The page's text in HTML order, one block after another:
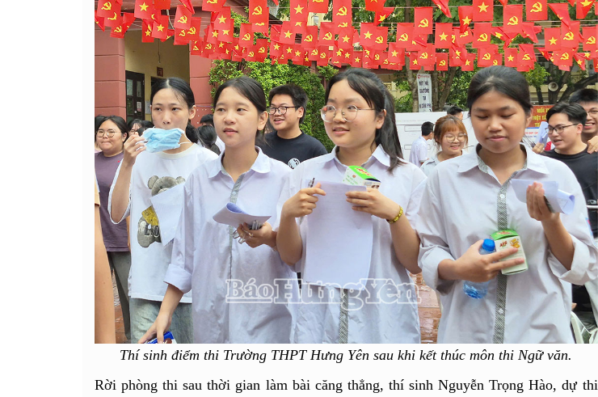
Thí sinh điểm thi Trường THPT Hưng Yên sau khi kết thúc môn thi Ngữ văn.
Rời phòng thi sau thời gian làm bài căng thẳng, thí sinh Nguyễn Trọng Hào, dự thi